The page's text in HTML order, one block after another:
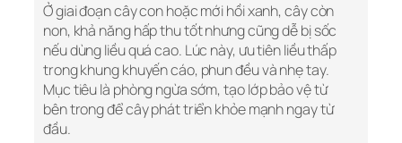
Ở giai đoạn cây con hoặc mới hồi xanh, cây còn
non, khả năng hấp thu tốt nhưng cũng dễ bị sốc
nếu dùng liều quá cao. Lúc này, ưu tiên liều thấp
trong khung khuyến cáo, phun đều và nhẹ tay.
Mục tiêu là phòng ngừa sớm, tạo lớp bảo vệ từ
bên trong để cây phát triển khỏe mạnh ngay từ
đầu.